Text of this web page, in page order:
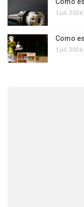
1 jul, 2026
Como
1 jul, 2026